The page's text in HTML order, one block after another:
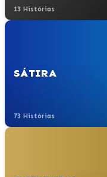
13 Histórias
SÁTIRA
73 Histórias